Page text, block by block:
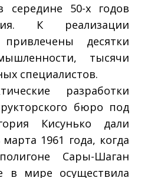
50-х годов
К реализации
десятки
тысячи
специалистов.
разработки
бюро под
Кисунько дали
1961 года, когда
Сары-Шаган
в мире осуществила